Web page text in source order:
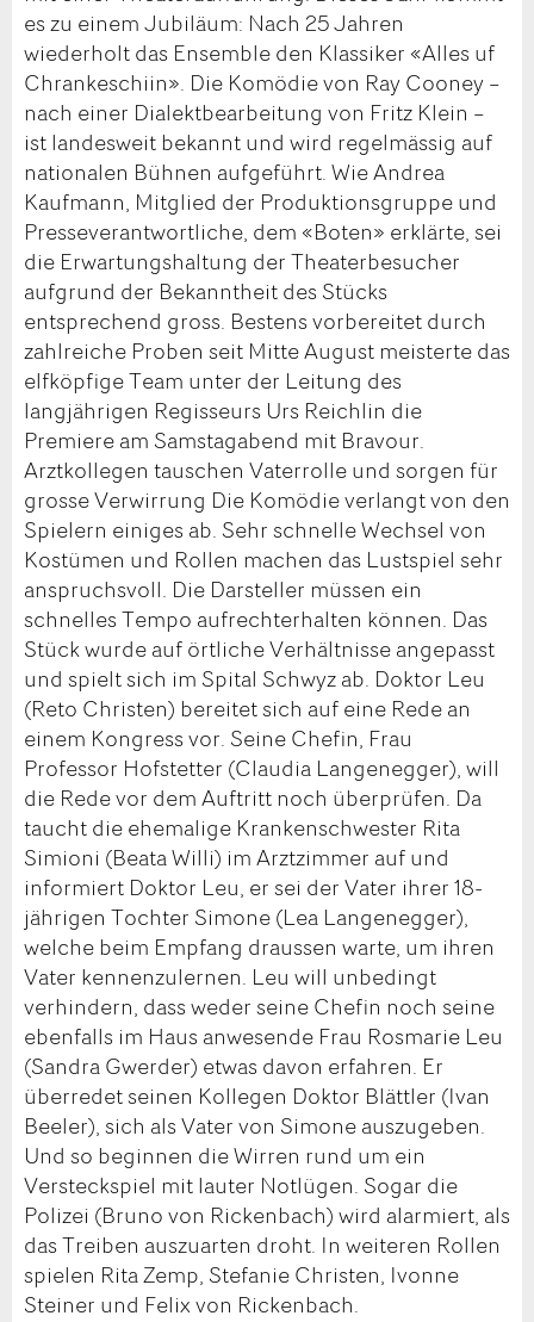
es zu einem Jubiläum: Nach 25 Jahren
wiederholt das Ensemble den Klassiker «Alles uf
Chrankeschiin». Die Komödie von Ray Cooney –
nach einer Dialektbearbeitung von Fritz Klein –
ist landesweit bekannt und wird regelmässig auf
nationalen Bühnen aufgeführt. Wie Andrea
Kaufmann, Mitglied der Produktionsgruppe und
Presseverantwortliche, dem «Boten» erklärte, sei
die Erwartungshaltung der Theaterbesucher
aufgrund der Bekanntheit des Stücks
entsprechend gross. Bestens vorbereitet durch
zahlreiche Proben seit Mitte August meisterte das
elfköpfige Team unter der Leitung des
langjährigen Regisseurs Urs Reichlin die
Premiere am Samstagabend mit Bravour.
Arztkollegen tauschen Vaterrolle und sorgen für
grosse Verwirrung Die Komödie verlangt von den
Spielern einiges ab. Sehr schnelle Wechsel von
Kostümen und Rollen machen das Lustspiel sehr
anspruchsvoll. Die Darsteller müssen ein
schnelles Tempo aufrechterhalten können. Das
Stück wurde auf örtliche Verhältnisse angepasst
und spielt sich im Spital Schwyz ab. Doktor Leu
(Reto Christen) bereitet sich auf eine Rede an
einem Kongress vor. Seine Chefin, Frau
Professor Hofstetter (Claudia Langenegger), will
die Rede vor dem Auftritt noch überprüfen. Da
taucht die ehemalige Krankenschwester Rita
Simioni (Beata Willi) im Arztzimmer auf und
informiert Doktor Leu, er sei der Vater ihrer 18-
jährigen Tochter Simone (Lea Langenegger),
welche beim Empfang draussen warte, um ihren
Vater kennenzulernen. Leu will unbedingt
verhindern, dass weder seine Chefin noch seine
ebenfalls im Haus anwesende Frau Rosmarie Leu
(Sandra Gwerder) etwas davon erfahren. Er
überredet seinen Kollegen Doktor Blättler (Ivan
Beeler), sich als Vater von Simone auszugeben.
Und so beginnen die Wirren rund um ein
Versteckspiel mit lauter Notlügen. Sogar die
Polizei (Bruno von Rickenbach) wird alarmiert, als
das Treiben auszuarten droht. In weiteren Rollen
spielen Rita Zemp, Stefanie Christen, Ivonne
Steiner und Felix von Rickenbach.